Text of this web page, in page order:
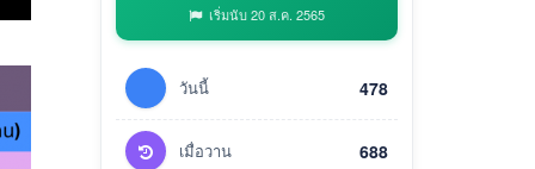
เริ่มนับ 20 ส.ค. 2565
วันนี้ 478
เมื่อวาน 688